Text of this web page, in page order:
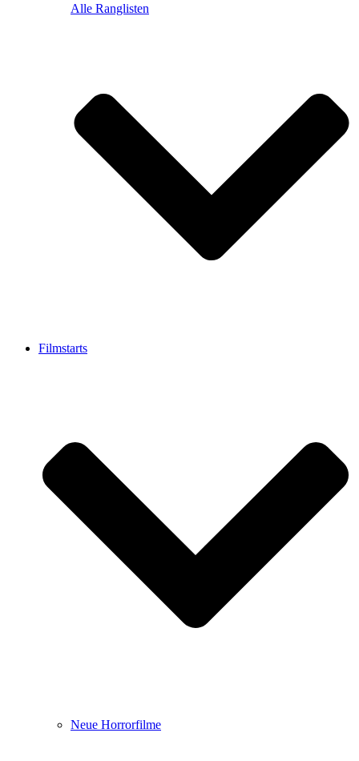
Alle Ranglisten
Filmstarts
Neue Horrorfilme